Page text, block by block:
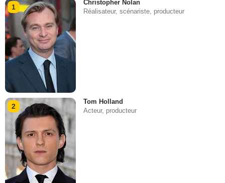
1
Christopher Nolan
Réalisateur, scénariste, producteur
2
Tom Holland
Acteur, producteur